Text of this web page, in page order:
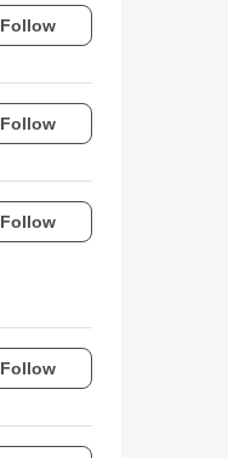
Follow
Follow
Follow
Follow